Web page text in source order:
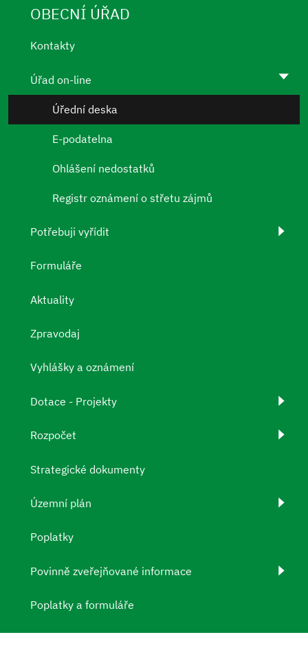
OBECNÍ ÚŘAD
Kontakty
Úřad on-line
Úřední deska
E-podatelna
Ohlášení nedostatků
Registr oznámení o střetu zájmů
Potřebuji vyřídit
Formuláře
Aktuality
Zpravodaj
Vyhlášky a oznámení
Dotace - Projekty
Rozpočet
Strategické dokumenty
Územní plán
Poplatky
Povinně zveřejňované informace
Poplatky a formuláře